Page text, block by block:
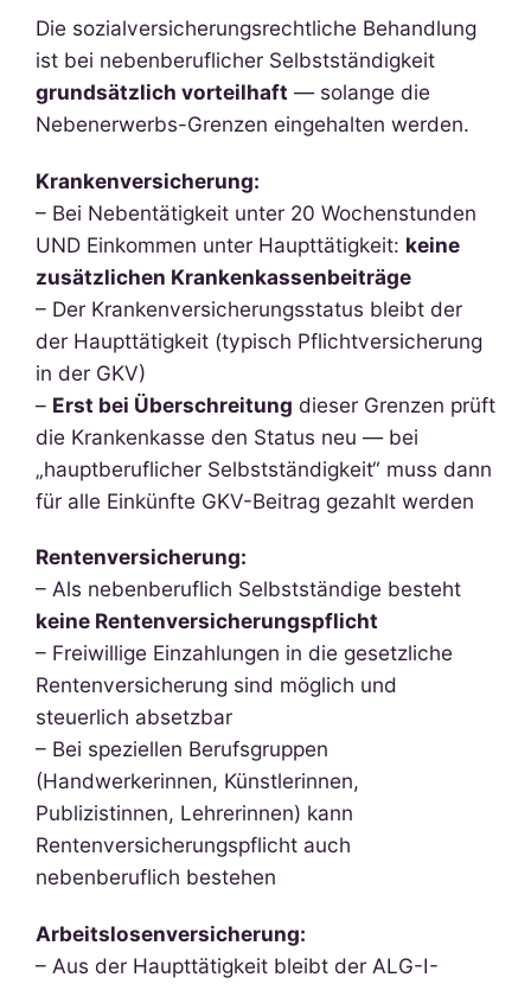
Die sozialversicherungsrechtliche Behandlung
ist bei nebenberuflicher Selbstständigkeit
grundsätzlich vorteilhaft — solange die
Nebenerwerbs-Grenzen eingehalten werden.
Krankenversicherung:
– Bei Nebentätigkeit unter 20 Wochenstunden
UND Einkommen unter Haupttätigkeit: keine
zusätzlichen Krankenkassenbeiträge
– Der Krankenversicherungsstatus bleibt der
der Haupttätigkeit (typisch Pflichtversicherung
in der GKV)
– Erst bei Überschreitung dieser Grenzen prüft
die Krankenkasse den Status neu — bei
„hauptberuflicher Selbstständigkeit“ muss dann
für alle Einkünfte GKV-Beitrag gezahlt werden
Rentenversicherung:
– Als nebenberuflich Selbstständige besteht
keine Rentenversicherungspflicht
– Freiwillige Einzahlungen in die gesetzliche
Rentenversicherung sind möglich und
steuerlich absetzbar
– Bei speziellen Berufsgruppen
(Handwerkerinnen, Künstlerinnen,
Publizistinnen, Lehrerinnen) kann
Rentenversicherungspflicht auch
nebenberuflich bestehen
Arbeitslosenversicherung:
– Aus der Haupttätigkeit bleibt der ALG-I-